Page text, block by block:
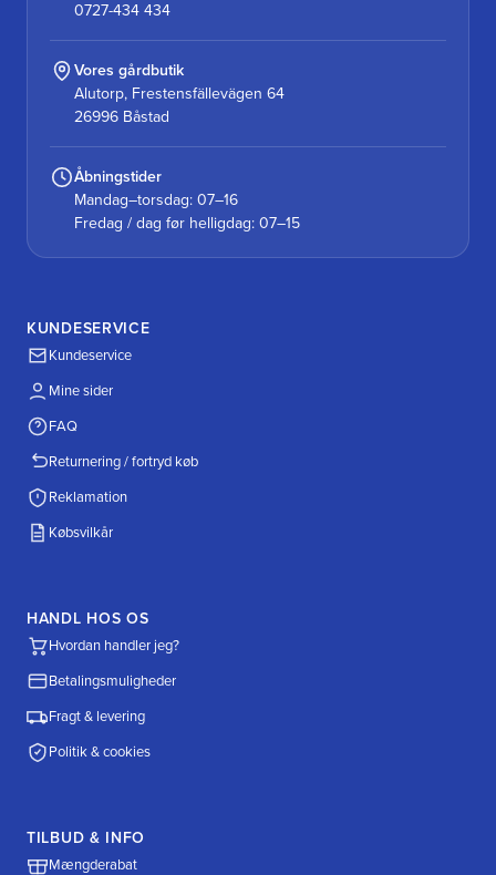
0727-434 434
Vores gårdbutik
Alutorp, Frestensfällevägen 64
26996 Båstad
Åbningstider
Mandag–torsdag: 07–16
Fredag / dag før helligdag: 07–15
KUNDESERVICE
Kundeservice
Mine sider
FAQ
Returnering / fortryd køb
Reklamation
Købsvilkår
HANDL HOS OS
Hvordan handler jeg?
Betalingsmuligheder
Fragt & levering
Politik & cookies
TILBUD & INFO
Mængderabat